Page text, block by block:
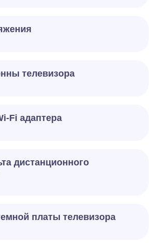
телевизора
Fi адаптера
дистанционного
платы телевизора